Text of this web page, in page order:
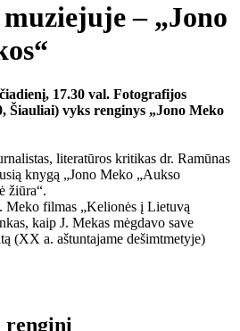
– „Jono
17.30 val. Fotografijos
Šiauliai) vyks renginys „Jono Meko
literatūros kritikas dr. Ramūnas
knygą „Jono Meko „Aukso
žiūra“.
Meko filmas „Kelionės į Lietuvą
kaip J. Mekas mėgdavo save
(XX a. aštuntajame dešimtmetyje)
renginį